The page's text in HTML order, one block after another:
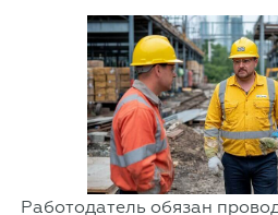
Работодатель обязан